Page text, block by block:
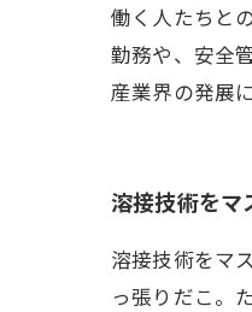
働く人たちと
勤務や、安全
産業界の発展
溶接技術をマ
溶接技術をマ
っ張りだこ。